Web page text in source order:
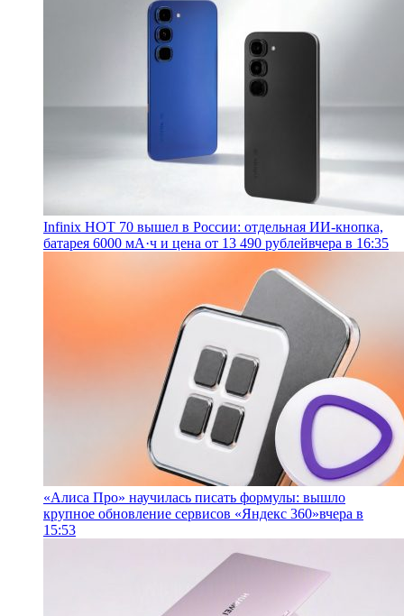
Infinix HOT 70 вышел в России: отдельная ИИ-кнопка,
батарея 6000 мА·ч и цена от 13 490 рублейвчера в 16:35
«Алиса Про» научилась писать формулы: вышло
крупное обновление сервисов «Яндекс 360»вчера в
15:53